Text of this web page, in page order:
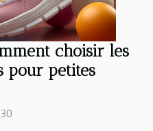
choisir les
pour petites